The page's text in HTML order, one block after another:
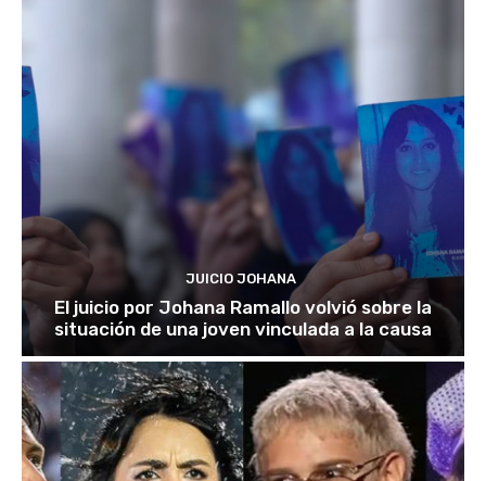
JUICIO JOHANA
El juicio por Johana Ramallo volvió sobre la
situación de una joven vinculada a la causa